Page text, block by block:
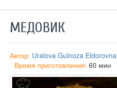
МЕДОВИК
Автор: Uralova Gulnoza Eldorovna
Время приготовления: 60 мин